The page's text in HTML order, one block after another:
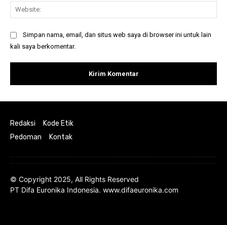
Simpan nama, email, dan situs web saya di browser ini untuk lain
kali saya berkomentar.
Redaksi
Kode Etik
Pedoman
Kontak
© Copyright 2025, All Rights Reserved
PT Difa Euronika Indonesia. www.difaeuronika.com